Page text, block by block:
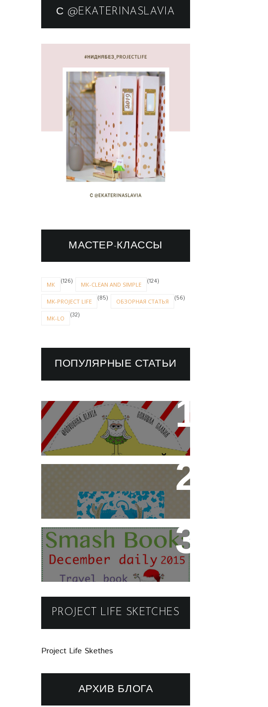
С @EKATERINASLAVIA
МАСТЕР-КЛАССЫ
МК (126) МК-CLEAN AND SIMPLE (124)
MK-PROJECT LIFE (85) ОБЗОРНАЯ СТАТЬЯ (56)
МК-LO (32)
ПОПУЛЯРНЫЕ СТАТЬИ
НОВОГОДНИЙ ТЕГ-ПАРАД
2016. III этап.
2015-ФИНАЛ
СОВМЕСТНЫЙ ПРОЕКТ
"SMASH BOOK- С
СОВУШКОЙ СЛАВИЕЙ"- 2
ЭТАП-ОБЛОЖКА
PROJECT LIFE SKETCHES
Project Life Skethes
АРХИВ БЛОГА